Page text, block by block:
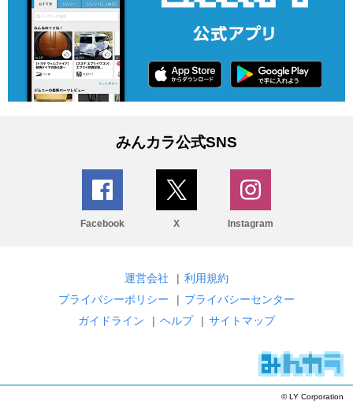
みんカラ公式SNS
Facebook X Instagram
運営会社 | 利用規約
プライバシーポリシー
| プライバシーセンター
ガイドライン
| ヘルプ | サイトマップ
© LY Corporation